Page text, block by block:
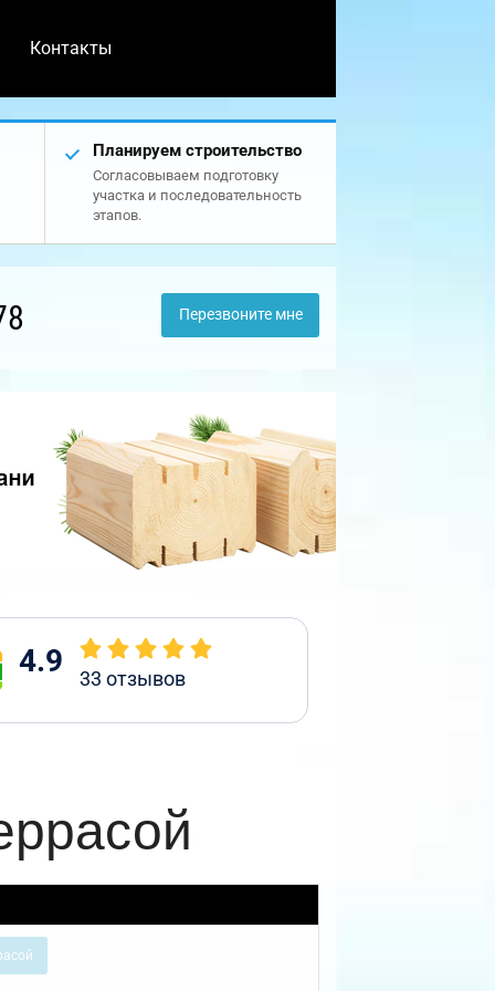
Контакты
Планируем строительство
Согласовываем подготовку
участка и последовательность
этапов.
Перезвоните мне
4.9 33 отзывов